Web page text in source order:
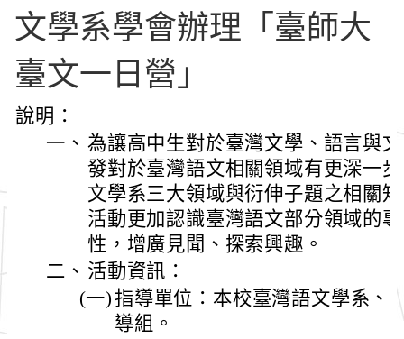
文學系學會辦理「臺師大
臺文一日營」
說明：
一、 為讓高中生對於臺灣文學、語言與
發對於臺灣語文相關領域有更深一
文學系三大領域與衍伸子題之相關
活動更加認識臺灣語文部分領域的
性，增廣見聞、探索興趣。
二、 活動資訊：
(一)指導單位：本校臺灣語文學系、
導組。